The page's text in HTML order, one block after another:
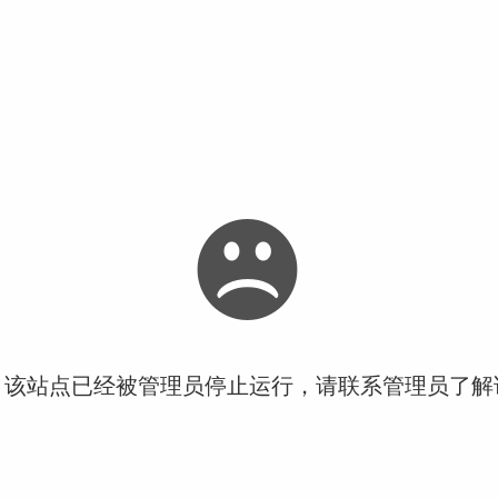
站点已经被管理员停止运行，请联系管理员了